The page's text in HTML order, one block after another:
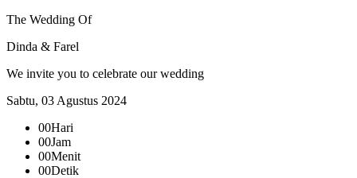
The Wedding Of
Dinda & Farel
We invite you to celebrate our wedding
Sabtu, 03 Agustus 2024
00Hari
00Jam
00Menit
00Detik